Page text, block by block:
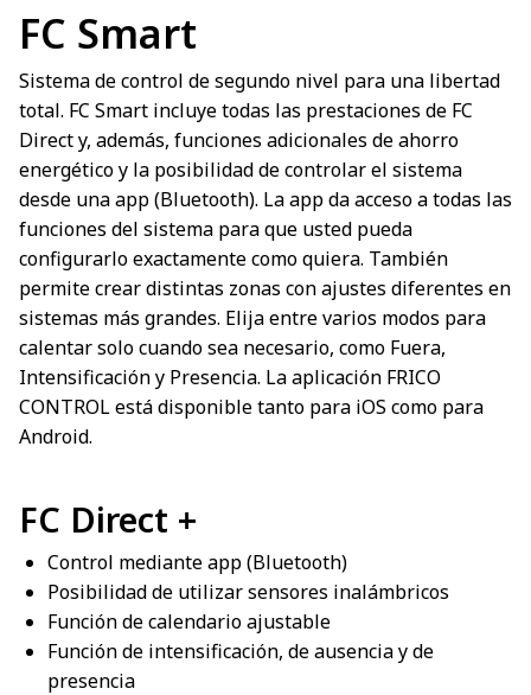
FC Smart
Sistema de control de segundo nivel para una libertad
total. FC Smart incluye todas las prestaciones de FC
Direct y, además, funciones adicionales de ahorro
energético y la posibilidad de controlar el sistema
desde una app (Bluetooth). La app da acceso a todas las
funciones del sistema para que usted pueda
configurarlo exactamente como quiera. También
permite crear distintas zonas con ajustes diferentes en
sistemas más grandes. Elija entre varios modos para
calentar solo cuando sea necesario, como Fuera,
Intensificación y Presencia. La aplicación FRICO
CONTROL está disponible tanto para iOS como para
Android.
FC Direct +
Control mediante app (Bluetooth)
Posibilidad de utilizar sensores inalámbricos
Función de calendario ajustable
Función de intensificación, de ausencia y de
presencia